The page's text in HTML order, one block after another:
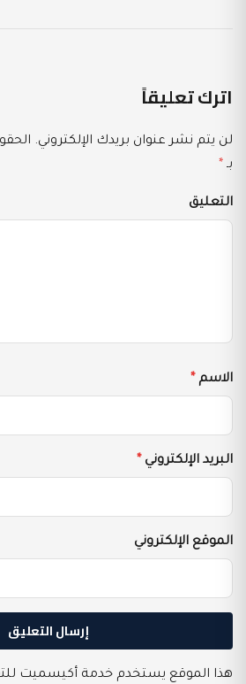
اترك تعليقاً
لن يتم نشر عنوان بريدك الإلكتروني.
بـ *
التعليق
الاسم *
البريد الإلكتروني *
الموقع الإلكتروني
هذا الموقع يستخدم خدمة أكيسميت